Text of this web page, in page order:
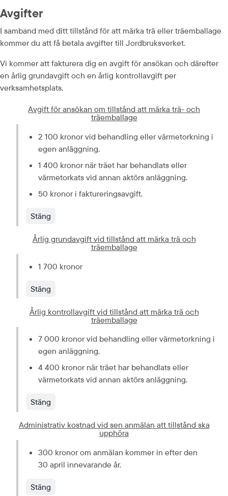
Avgifter
I samband med ditt tillstånd för att märka trä eller träemballage
kommer du att få betala avgifter till Jordbruksverket.
Vi kommer att fakturera dig en avgift för ansökan och därefter
en årlig grundavgift och en årlig kontrollavgift per
verksamhetsplats.
Avgift för ansökan om tillstånd att märka trä- och
träemballage
2 100 kronor vid behandling eller värmetorkning i
egen anläggning.
1 400 kronor när träet har behandlats eller
värmetorkats vid annan aktörs anläggning.
50 kronor i faktureringsavgift.
Stäng
Årlig grundavgift vid tillstånd att märka trä och
träemballage
1 700 kronor
Stäng
Årlig kontrollavgift vid tillstånd att märka trä och
träemballage
7 000 kronor vid behandling eller värmetorkning i
egen anläggning.
4 400 kronor när träet har behandlats eller
värmetorkats vid annan aktörs anläggning.
Stäng
Administrativ kostnad vid sen anmälan att tillstånd ska
upphöra
300 kronor om anmälan kommer in efter den
30 april innevarande år.
Stäng